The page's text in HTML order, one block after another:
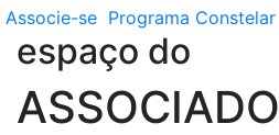
Associe-se Programa Constelar
espaço do
ASSOCIADO